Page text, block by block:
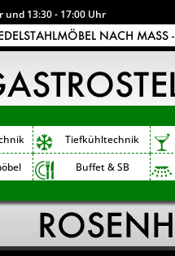
und 13:30 - 17:00 Uhr
NACH MASS -
Tiefkühltechnik
Buffet & SB